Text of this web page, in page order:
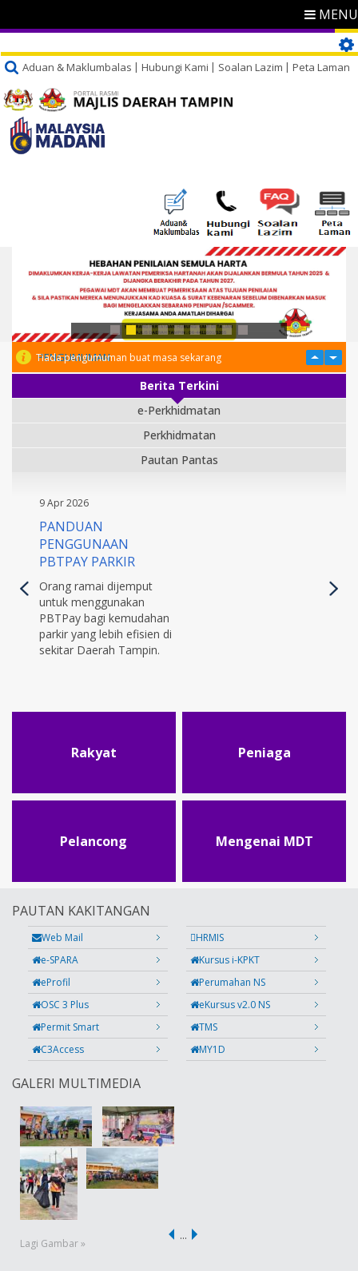
MENU
Aduan & Maklumbalas Hubungi Kami Soalan Lazim Peta Laman
PENGUMUMAN
Tiada pengumuman buat masa sekarang
Berita Terkini
e-Perkhidmatan
Perkhidmatan
Pautan Pantas
9 Apr 2026
PANDUAN
PENGGUNAAN
PBTPAY PARKIR
Orang ramai dijemput
untuk menggunakan
PBTPay bagi kemudahan
parkir yang lebih efisien di
sekitar Daerah Tampin.
Rakyat Peniaga
Pelancong Mengenai MDT
PAUTAN KAKITANGAN
Web Mail
HRMIS
e-SPARA
Kursus i-KPKT
eProfil
Perumahan NS
OSC 3 Plus
eKursus v2.0 NS
Permit Smart
TMS
C3Access
MY1D
GALERI MULTIMEDIA
Lagi Gambar »
…